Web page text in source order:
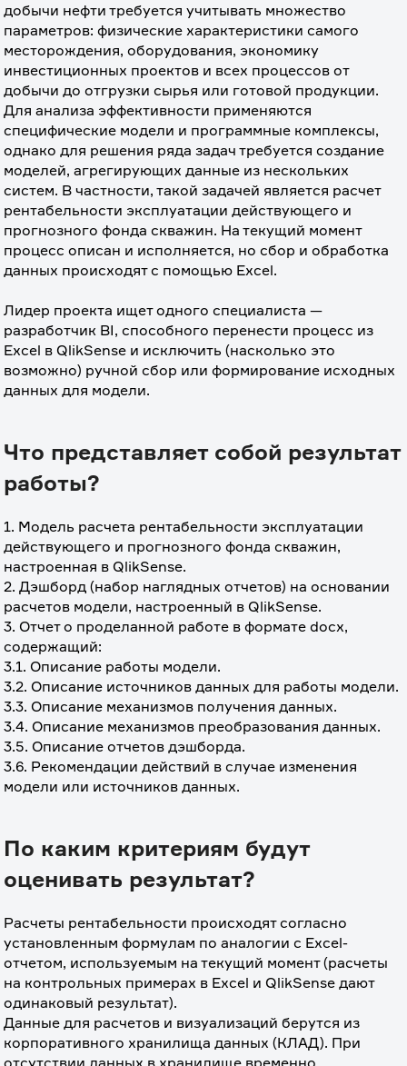
добычи нефти требуется учитывать множество
параметров: физические характеристики самого
месторождения, оборудования, экономику
инвестиционных проектов и всех процессов от
добычи до отгрузки сырья или готовой продукции.
Для анализа эффективности применяются
специфические модели и программные комплексы,
однако для решения ряда задач требуется создание
моделей, агрегирующих данные из нескольких
систем. В частности, такой задачей является расчет
рентабельности эксплуатации действующего и
прогнозного фонда скважин. На текущий момент
процесс описан и исполняется, но сбор и обработка
данных происходят с помощью Excel.
Лидер проекта ищет одного специалиста —
разработчик BI, способного перенести процесс из
Excel в QlikSense и исключить (насколько это
возможно) ручной сбор или формирование исходных
данных для модели.
Что представляет собой результат
работы?
1. Модель расчета рентабельности эксплуатации
действующего и прогнозного фонда скважин,
настроенная в QlikSense.
2. Дэшборд (набор наглядных отчетов) на основании
расчетов модели, настроенный в QlikSense.
3. Отчет о проделанной работе в формате docx,
содержащий:
3.1. Описание работы модели.
3.2. Описание источников данных для работы модели.
3.3. Описание механизмов получения данных.
3.4. Описание механизмов преобразования данных.
3.5. Описание отчетов дэшборда.
3.6. Рекомендации действий в случае изменения
модели или источников данных.
По каким критериям будут
оценивать результат?
Расчеты рентабельности происходят согласно
установленным формулам по аналогии с Excel-
отчетом, используемым на текущий момент (расчеты
на контрольных примерах в Excel и QlikSense дают
одинаковый результат).
Данные для расчетов и визуализаций берутся из
корпоративного хранилища данных (КЛАД). При
отсутствии данных в хранилище временно